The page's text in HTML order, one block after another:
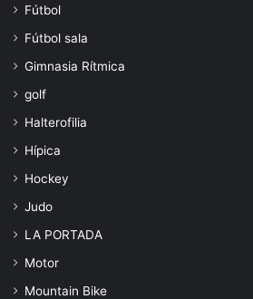
Fútbol
Fútbol sala
Gimnasia Rítmica
golf
Halterofilia
Hípica
Hockey
Judo
LA PORTADA
Motor
Mountain Bike